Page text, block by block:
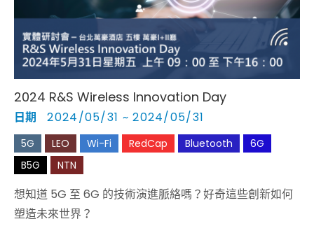
2024 R&S Wireless Innovation Day
日期 2024/05/31 ~ 2024/05/31
5G LEO Wi-Fi RedCap Bluetooth
6G
B5G
NTN
想知道 5G 至 6G 的技術演進脈絡嗎？好奇這些創新如何
塑造未來世界？